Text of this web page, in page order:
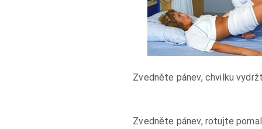
Zvedněte pánev, chvilku
Zvedněte pánev, rotujte